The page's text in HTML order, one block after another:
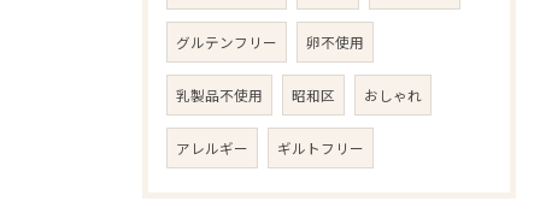
グルテンフリー 卵不使用
乳製品不使用 昭和区 おしゃれ
アレルギー ギルトフリー